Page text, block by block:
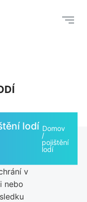
lodí Domov
pojištění
lodí
v
nebo